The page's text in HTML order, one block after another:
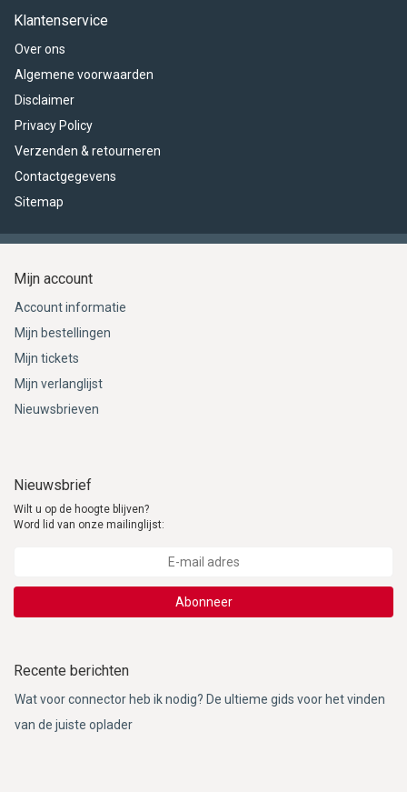
Klantenservice
Over ons
Algemene voorwaarden
Disclaimer
Privacy Policy
Verzenden & retourneren
Contactgegevens
Sitemap
Mijn account
Account informatie
Mijn bestellingen
Mijn tickets
Mijn verlanglijst
Nieuwsbrieven
Nieuwsbrief
Wilt u op de hoogte blijven?
Word lid van onze mailinglijst:
Abonneer
Recente berichten
Wat voor connector heb ik nodig? De ultieme gids voor het vinden
van de juiste oplader